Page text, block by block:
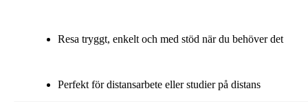
Resa tryggt, enkelt och med stöd när du behöver det
Perfekt för distansarbete eller studier på distans